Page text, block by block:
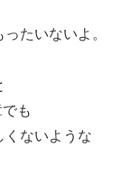
たいないよ。
も
くないような